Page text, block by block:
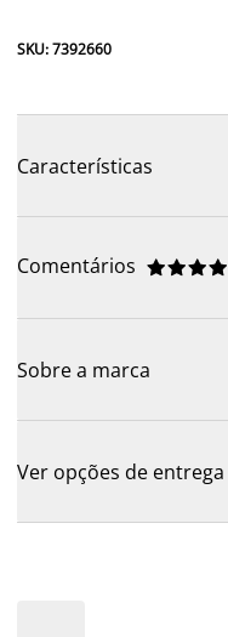
SKU: 7392660
Características
Comentários 




Sobre a marca
Ver opções de entrega